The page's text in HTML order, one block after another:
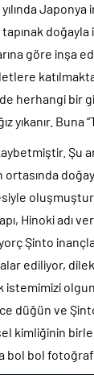
göre inşa
herhangi bir
Buna
Şu
Hinoki adı
Şinto
ediliyor,
düğün ve
kimliğinin
bol bol